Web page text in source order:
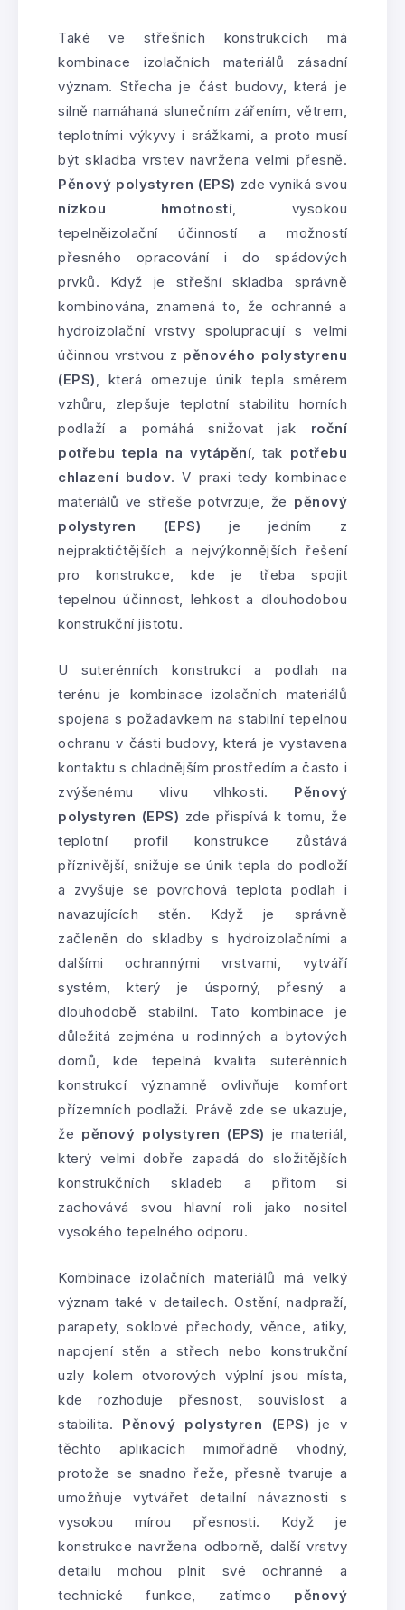
Také ve střešních konstrukcích má
kombinace izolačních materiálů zásadní
význam. Střecha je část budovy, která je
silně namáhaná slunečním zářením, větrem,
teplotními výkyvy i srážkami, a proto musí
být skladba vrstev navržena velmi přesně.
Pěnový polystyren (EPS) zde vyniká svou
nízkou hmotností, vysokou
tepelněizolační účinností a možností
přesného opracování i do spádových
prvků. Když je střešní skladba správně
kombinována, znamená to, že ochranné a
hydroizolační vrstvy spolupracují s velmi
účinnou vrstvou z pěnového polystyrenu
(EPS), která omezuje únik tepla směrem
vzhůru, zlepšuje teplotní stabilitu horních
podlaží a pomáhá snižovat jak roční
potřebu tepla na vytápění, tak potřebu
chlazení budov. V praxi tedy kombinace
materiálů ve střeše potvrzuje, že pěnový
polystyren (EPS) je jedním z
nejpraktičtějších a nejvýkonnějších řešení
pro konstrukce, kde je třeba spojit
tepelnou účinnost, lehkost a dlouhodobou
konstrukční jistotu.
U suterénních konstrukcí a podlah na
terénu je kombinace izolačních materiálů
spojena s požadavkem na stabilní tepelnou
ochranu v části budovy, která je vystavena
kontaktu s chladnějším prostředím a často i
zvýšenému vlivu vlhkosti. Pěnový
polystyren (EPS) zde přispívá k tomu, že
teplotní profil konstrukce zůstává
příznivější, snižuje se únik tepla do podloží
a zvyšuje se povrchová teplota podlah i
navazujících stěn. Když je správně
začleněn do skladby s hydroizolačními a
dalšími ochrannými vrstvami, vytváří
systém, který je úsporný, přesný a
dlouhodobě stabilní. Tato kombinace je
důležitá zejména u rodinných a bytových
domů, kde tepelná kvalita suterénních
konstrukcí významně ovlivňuje komfort
přízemních podlaží. Právě zde se ukazuje,
že pěnový polystyren (EPS) je materiál,
který velmi dobře zapadá do složitějších
konstrukčních skladeb a přitom si
zachovává svou hlavní roli jako nositel
vysokého tepelného odporu.
Kombinace izolačních materiálů má velký
význam také v detailech. Ostění, nadpraží,
parapety, soklové přechody, věnce, atiky,
napojení stěn a střech nebo konstrukční
uzly kolem otvorových výplní jsou místa,
kde rozhoduje přesnost, souvislost a
stabilita. Pěnový polystyren (EPS) je v
těchto aplikacích mimořádně vhodný,
protože se snadno řeže, přesně tvaruje a
umožňuje vytvářet detailní návaznosti s
vysokou mírou přesnosti. Když je
konstrukce navržena odborně, další vrstvy
detailu mohou plnit své ochranné a
technické funkce, zatímco pěnový